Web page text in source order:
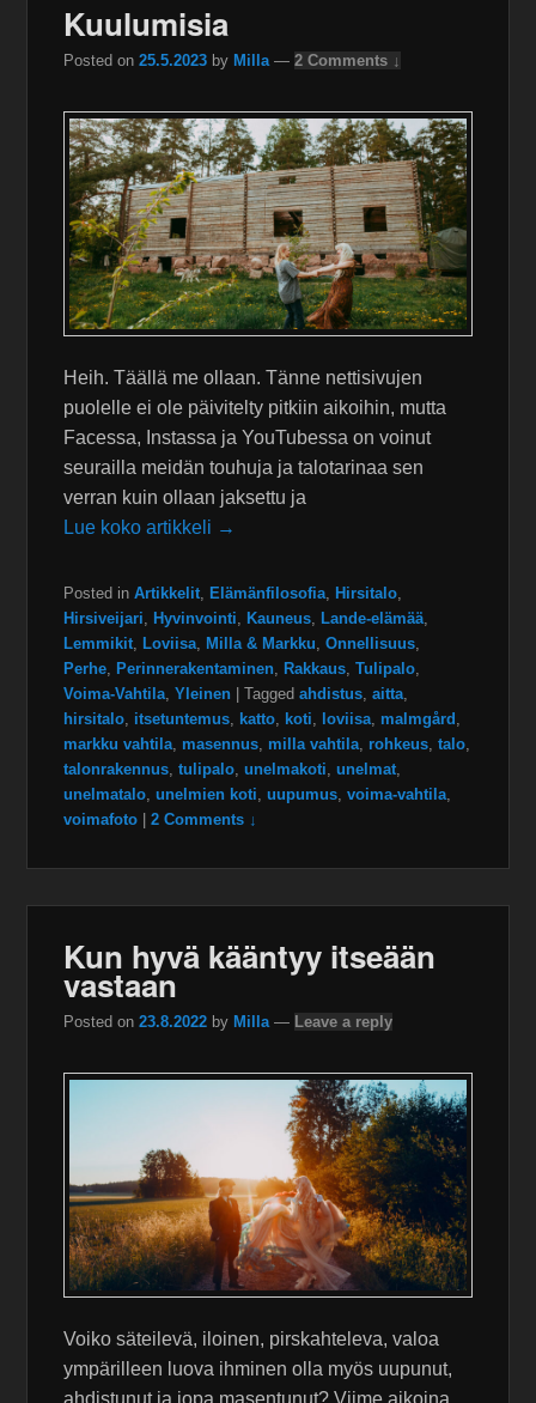
Kuulumisia
Posted on25.5.2023 by Milla —2 Comments ↓
Heih. Täällä me ollaan. Tänne nettisivujen
puolelle ei ole päivitelty pitkiin aikoihin, mutta
Facessa, Instassa ja YouTubessa on voinut
seurailla meidän touhuja ja talotarinaa sen
verran kuin ollaan jaksettu ja
Lue koko artikkeli →
Posted in Artikkelit, Elämänfilosofia, Hirsitalo,
Hirsiveijari, Hyvinvointi, Kauneus, Lande-elämää,
Lemmikit, Loviisa, Milla & Markku,Onnellisuus,
Perhe, Perinnerakentaminen, Rakkaus,Tulipalo,
Voima-Vahtila,Yleinen |Tagged ahdistus,aitta,
hirsitalo, itsetuntemus, katto, koti, loviisa, malmgård ,
markku vahtila, masennus, milla vahtila, rohkeus,talo,
talonrakennus,tulipalo,unelmakoti,unelmat,
unelmatalo,unelmien koti,uupumus,voima-vahtila,
voimafoto
|2 Comments ↓
Kun hyvä kääntyy itseään
vastaan
Posted on23.8.2022 by Milla — Leave a reply
Voiko säteilevä, iloinen, pirskahteleva, valoa
ympärilleen luova ihminen olla myös uupunut,